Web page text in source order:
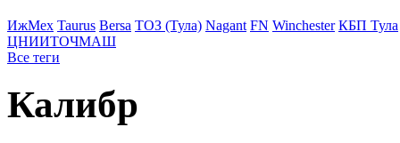
ИжМех Taurus Bersa ТОЗ (Тула) Nagant FN Winchester КБП Тула
ЦНИИТОЧМАШ
Все теги
Калибр